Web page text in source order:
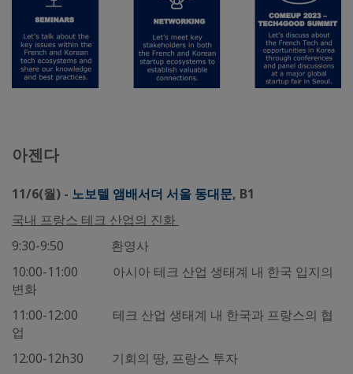
아젠다
11/6(월) - 노보텔 앰배서더 서울 동대문, B1
국내 프랑스 테크 산업의 진화
9:30-9:50 환영사
10:00-11:00 아시아 테크 산업 생태계 내 한국 입지의
변화
11:00-12:00 테크 산업 생태계 내 한국과 프랑스의 협
업
12:00-12h30 기회의 땅, 프랑스 투자